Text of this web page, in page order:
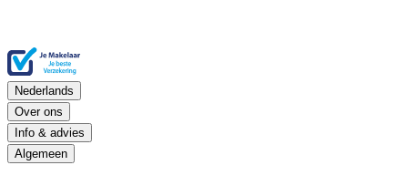
Nederlands
Over ons
Info & advies
Algemeen